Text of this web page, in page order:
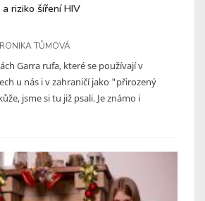
riziko šíření HIV
TŮMOVÁ
Garra rufa, které se používají v
u nás i v zahraničí jako "přirozený
jsme si tu již psali. Je známo i